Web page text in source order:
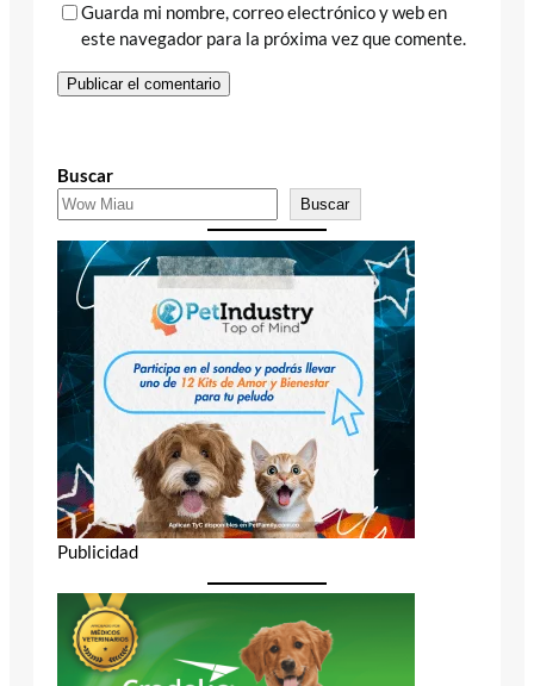
Guarda mi nombre, correo electrónico y web en
este navegador para la próxima vez que comente.
Buscar
Buscar
Publicidad